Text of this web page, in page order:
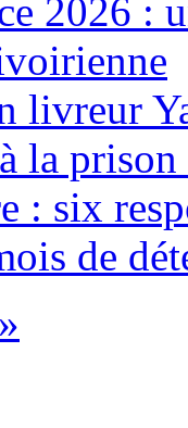
2026 :
livreur
la
: six
de